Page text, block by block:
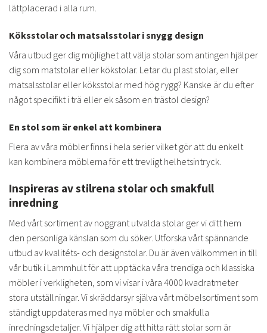
lättplacerad i alla rum.
Köksstolar och matsalsstolar i snygg design
Våra utbud ger dig möjlighet att välja stolar som antingen hjälper
dig som matstolar eller kökstolar. Letar du plast stolar, eller
matsalsstolar eller köksstolar med hög rygg? Kanske är du efter
något specifikt i trä eller ek såsom en trästol design?
En stol som är enkel att kombinera
Flera av våra möbler finns i hela serier vilket gör att du enkelt
kan kombinera möblerna för ett trevligt helhetsintryck.
Inspireras av stilrena stolar och smakfull
inredning
Med vårt sortiment av noggrant utvalda stolar ger vi ditt hem
den personliga känslan som du söker. Utforska vårt spännande
utbud av kvalitéts- och designstolar. Du är även välkommen in till
vår butik i Lammhult för att upptäcka våra trendiga och klassiska
möbler i verkligheten, som vi visar i våra 4000 kvadratmeter
stora utställningar. Vi skräddarsyr själva vårt möbelsortiment som
ständigt uppdateras med nya möbler och smakfulla
inredningsdetaljer. Vi hjälper dig att hitta rätt stolar som är